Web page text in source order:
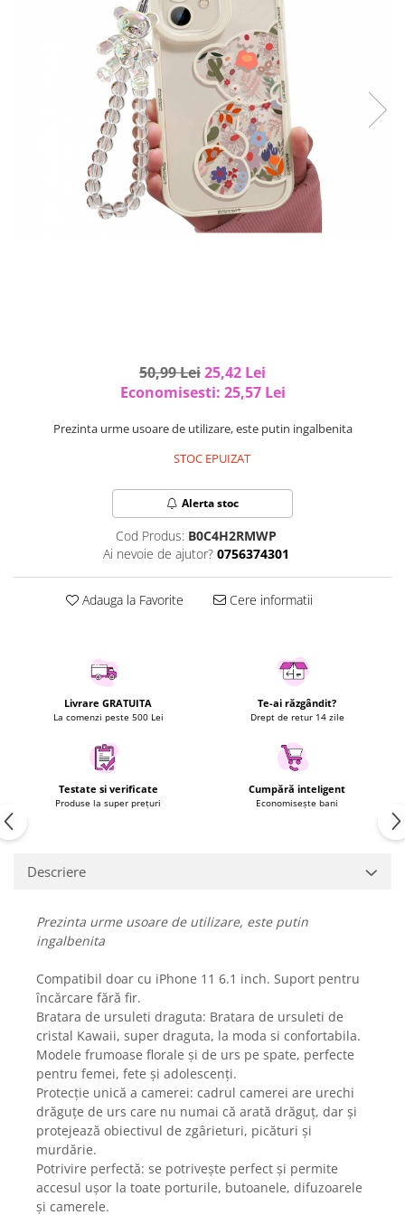
Curatenie si intretinere
Hobby-uri creative
Iluminat & Electrice
Kit-uri automatizari porti si usi
Mobila dormitor
Mobila gradina & terasa
Uscatoare rufe
Laptopuri si Accesorii
Telefoane Mobile & accesorii
Electrocasnice & Climatizare
Accesorii si piese masini spalat
Aparate Frigorifice
Aparate Racire Aer
Aragaze si cuptoare cu microunde
Climatizare & sisteme de incalzire
Electrocasnice pentru Bucatarie
Ingrijire Locuinta
Purificatoare de aer
Bijuterii
Ceasuri barbatesti
Cutii, curele si accesorii ceasuri
Genti si accesorii barbati
Genti si accesorii femei
Imbracaminte barbati
Imbracaminte femei
Imbracaminte si Incaltaminte copii
Incaltaminte barbati
Incaltaminte femei
Ochelari de soare
Ochelari de vedere
50,99 Lei25,42 Lei
Economisesti: 25,57 Lei
Prezinta urme usoare de utilizare, este putin ingalbenita
STOC EPUIZAT
Alerta stoc
Cod Produs: B0C4H2RMWP
Ai nevoie de ajutor? 0756374301
Adauga la Favorite Cere informatii
Livrare GRATUITA
La comenzi peste 500 Lei
Te-ai răzgândit?
Drept de retur 14 zile
Testate si verificate
Produse la super prețuri
Cumpără inteligent
Economisește bani
Descriere
Prezinta urme usoare de utilizare, este putin
ingalbenita
Compatibil doar cu iPhone 11 6.1 inch. Suport pentru
încărcare fără fir.
Bratara de ursuleti draguta: Bratara de ursuleti de
cristal Kawaii, super draguta, la moda si confortabila.
Modele frumoase florale și de urs pe spate, perfecte
pentru femei, fete și adolescenți.
Protecție unică a camerei: cadrul camerei are urechi
drăguțe de urs care nu numai că arată drăguț, dar și
protejează obiectivul de zgârieturi, picături și
murdărie.
Potrivire perfectă: se potrivește perfect și permite
accesul ușor la toate porturile, butoanele, difuzoarele
și camerele.